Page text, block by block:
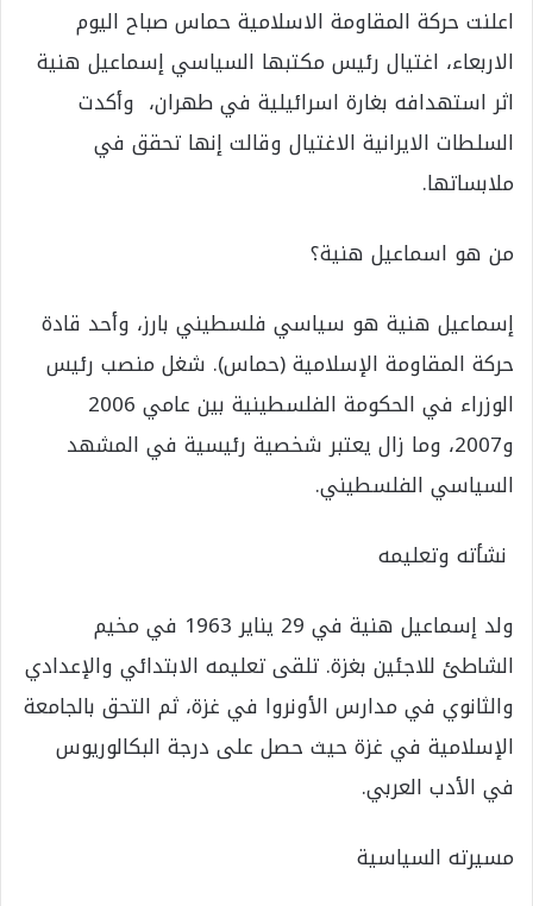
اعلنت حركة المقاومة الاسلامية حماس صباح اليوم
الاربعاء، اغتيال رئيس مكتبها السياسي إسماعيل هنية
اثر استهدافه بغارة اسرائيلية في طهران، وأكدت
السلطات الايرانية الاغتيال وقالت إنها تحقق في
ملابساتها.
من هو اسماعيل هنية؟
إسماعيل هنية هو سياسي فلسطيني بارز، وأحد قادة
حركة المقاومة الإسلامية (حماس). شغل منصب رئيس
الوزراء في الحكومة الفلسطينية بين عامي 2006
و2007، وما زال يعتبر شخصية رئيسية في المشهد
السياسي الفلسطيني.
نشأته وتعليمه
ولد إسماعيل هنية في 29 يناير 1963 في مخيم
الشاطئ للاجئين بغزة. تلقى تعليمه الابتدائي والإعدادي
والثانوي في مدارس الأونروا في غزة، ثم التحق بالجامعة
الإسلامية في غزة حيث حصل على درجة البكالوريوس
في الأدب العربي.
مسيرته السياسية